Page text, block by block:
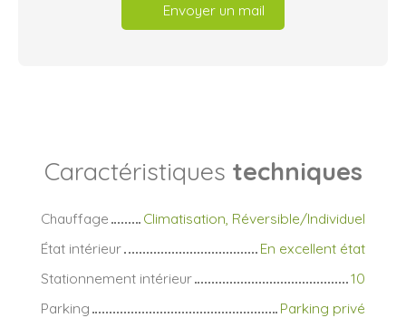
Envoyer un mail
Caractéristiques techniques
Chauffage
Climatisation, Réversible/Individuel
État intérieur
En excellent état
Stationnement intérieur
10
Parking
Parking privé